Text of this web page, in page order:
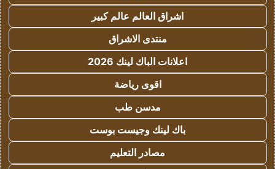
اشراق العالم عالم كبير
منتدى الاشراق
اعلانات الباك لينك 2026
اقوى رياضة
مدسن طب
باك لينك وجيست بوست
مصادر التعليم